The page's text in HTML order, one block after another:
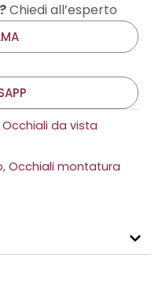
Chiedi all’esperto
Occhiali da vista
, Occhiali montatura